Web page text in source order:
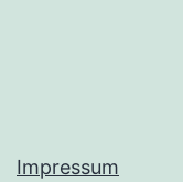
Impressum